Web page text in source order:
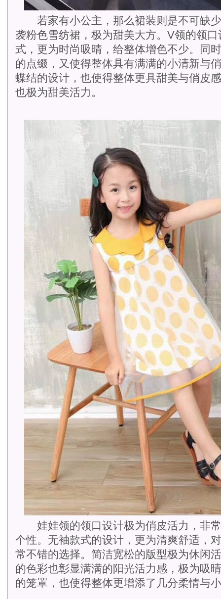
若家有小公主，那么裙装则是不可缺少
袭粉色雪纺裙，极为甜美大方。V领的领
式，更为时尚吸晴，给整体增色不少。同
的点缀，又使得整体具有满满的小清新与
蝶结的设计，也使得整体更具甜美与俏皮
也极为甜美活力。
娃娃领的领口设计极为俏皮活力，非常
个性。无袖款式的设计，更为清爽舒适，
常不错的选择。简洁宽松的版型极为休闲
的色彩也彰显满满的阳光活力感，极为吸
的笼罩，也使得整体更增添了几分柔情与